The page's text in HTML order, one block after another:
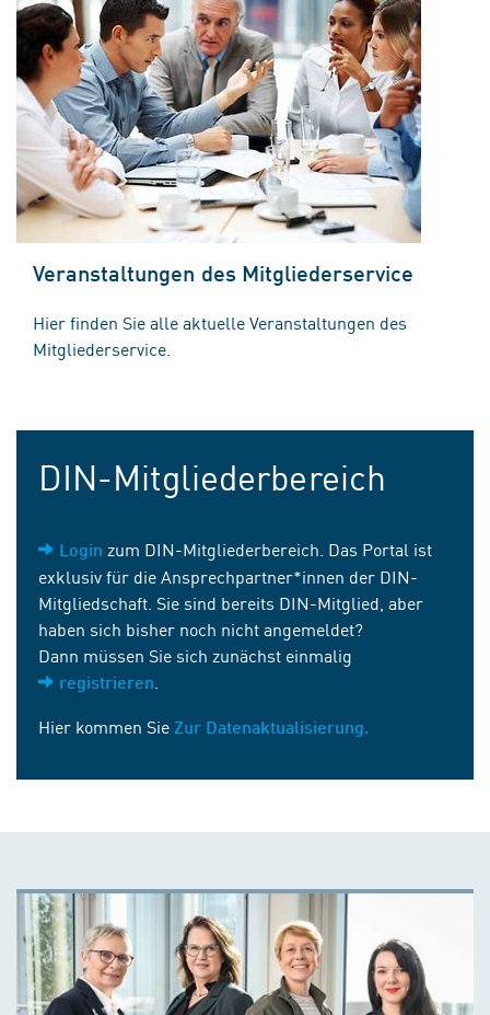
Veranstaltungen des Mitgliederservice
Hier finden Sie alle aktuelle Veranstaltungen des
Mitgliederservice.
DIN-Mitgliederbereich
Login zum DIN-Mitgliederbereich. Das Portal ist
exklusiv für die Ansprechpartner*innen der DIN-
Mitgliedschaft. Sie sind bereits DIN-Mitglied, aber
haben sich bisher noch nicht angemeldet?
Dann müssen Sie sich zunächst einmalig
registrieren
Hier kommen Sie Zur Datenaktualisierung.